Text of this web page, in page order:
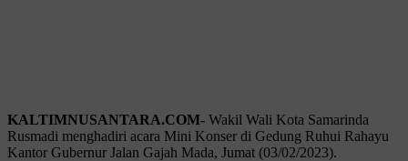
KALTIMNUSANTARA.COM- Wakil Wali Kota Samarinda
Rusmadi menghadiri acara Mini Konser di Gedung Ruhui Rahayu
Kantor Gubernur Jalan Gajah Mada, Jumat (03/02/2023).